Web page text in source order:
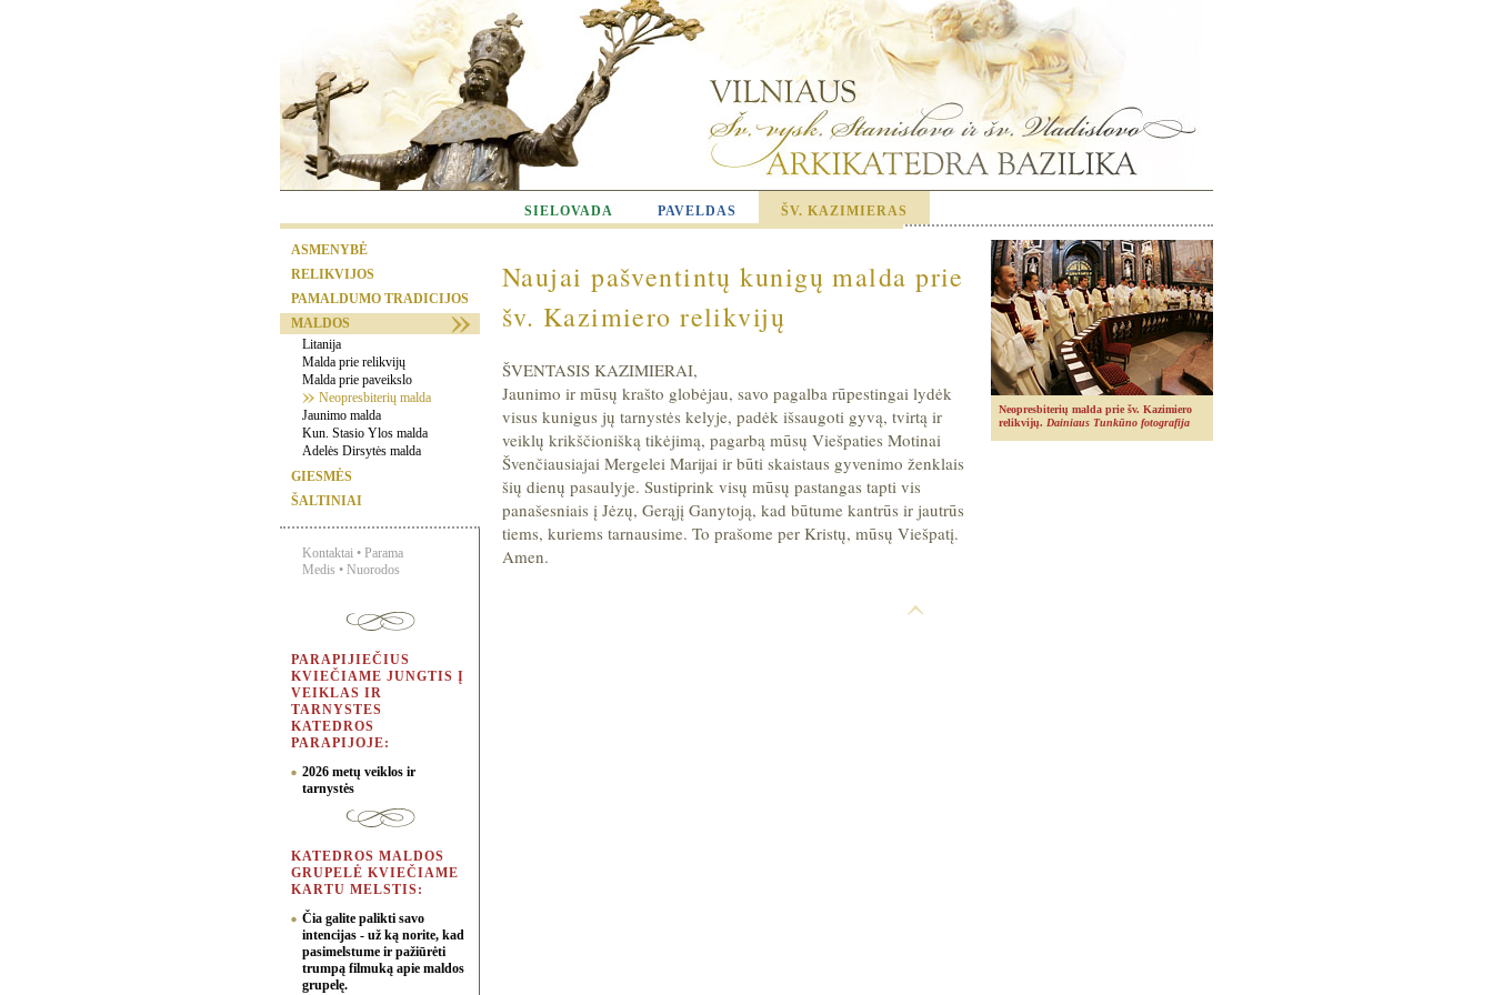
SIELOVADA PAVELDAS ŠV. KAZIMIERAS
ASMENYBĖ
RELIKVIJOS
PAMALDUMO TRADICIJOS
MALDOS
Litanija
Malda prie relikvijų
Malda prie paveikslo
Neopresbiterių malda
Jaunimo malda
Kun. Stasio Ylos malda
Adelės Dirsytės malda
GIESMĖS
ŠALTINIAI
Kontaktai • Parama
Medis • Nuorodos
PARAPIJIEČIUS
KVIEČIAME JUNGTIS Į
VEIKLAS IR
TARNYSTES
KATEDROS
PARAPIJOJE:
2026 metų veiklos ir
tarnystės
KATEDROS MALDOS
GRUPELĖ KVIEČIAME
KARTU MELSTIS:
Čia galite palikti savo
intencijas - už ką norite, kad
pasimelstume ir pažiūrėti
trumpą filmuką apie maldos
grupelę.
Naujai pašventintų kunigų malda prie
šv. Kazimiero relikvijų
ŠVENTASIS KAZIMIERAI,
Jaunimo ir mūsų krašto globėjau, savo pagalba rūpestingai lydėk
visus kunigus jų tarnystės kelyje, padėk išsaugoti gyvą, tvirtą ir
veiklų krikščionišką tikėjimą, pagarbą mūsų Viešpaties Motinai
Švenčiausiajai Mergelei Marijai ir būti skaistaus gyvenimo ženklais
šių dienų pasaulyje. Sustiprink visų mūsų pastangas tapti vis
panašesniais į Jėzų, Gerąjį Ganytoją, kad būtume kantrūs ir jautrūs
tiems, kuriems tarnausime. To prašome per Kristų, mūsų Viešpatį.
Amen.
Neopresbiterių malda prie šv. Kazimiero
relikvijų. Dainiaus Tunkūno fotografija